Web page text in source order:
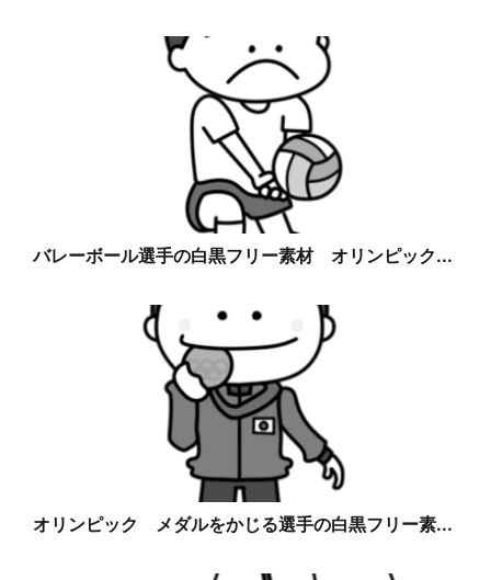
バレーボール選手の白黒フリー素材 オリンピック...
オリンピック メダルをかじる選手の白黒フリー素...